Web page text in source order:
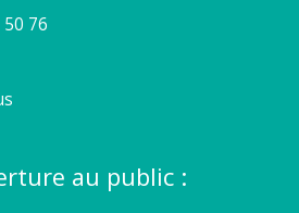
76
au public :